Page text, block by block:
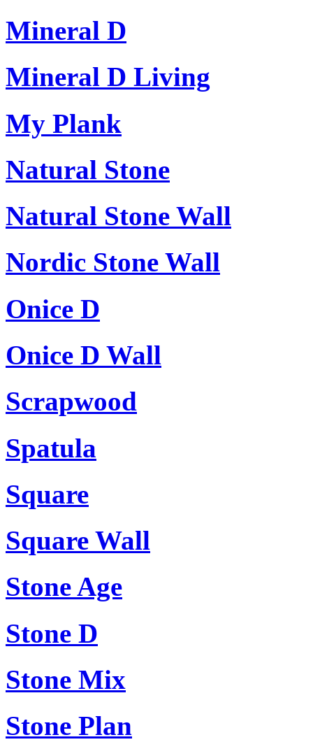
Mineral D
Mineral D Living
My Plank
Natural Stone
Natural Stone Wall
Nordic Stone Wall
Onice D
Onice D Wall
Scrapwood
Spatula
Square
Square Wall
Stone Age
Stone D
Stone Mix
Stone Plan